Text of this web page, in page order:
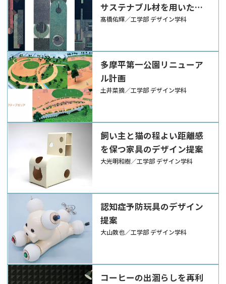
サステナブル材を用いたイ
ンテリアアイテムの制作
髙橋佑輝／工学部 デザイン学科
多摩平第一公園リニューア
ル計画
土井菜摘／工学部 デザイン学科
飼い主と猫の程よい距離感
を保つ家具のデザイン提案
大光明和樹／工学部 デザイン学科
認知症予防玩具のデザイン
提案
大山敦也／工学部 デザイン学科
コーヒーの出涸らしを再利